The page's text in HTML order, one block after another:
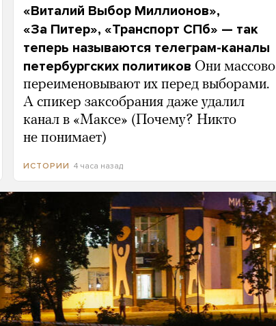
«Виталий Выбор Миллионов»,
«За Питер», «Транспорт СПб» — так
теперь называются телеграм-каналы
петербургских политиков Они массово
переименовывают их перед выборами.
А спикер заксобрания даже удалил
канал в «Максе» (Почему? Никто
не понимает)
ИСТОРИИ 4 часа назад